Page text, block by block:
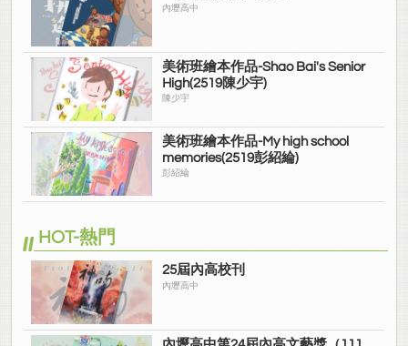
內壢高中
美術班繪本作品-Shao Bai's Senior
High(2519陳少宇)
陳少宇
美術班繪本作品-My high school
memories(2519彭紹綸)
彭紹綸
HOT-熱門
25屆內高校刊
內壢高中